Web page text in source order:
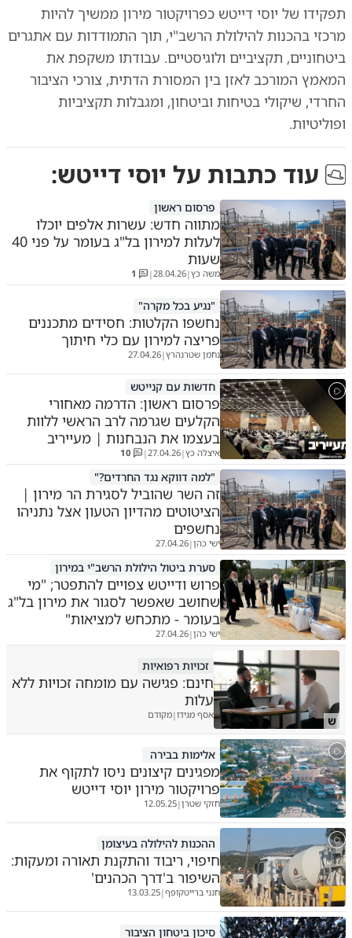
תפקידו של יוסי דייטש כפרויקטור מירון ממשיך להיות
מרכזי בהכנות להילולת הרשב"י, תוך התמודדות עם אתגרים
ביטחוניים, תקציביים ולוגיסטיים. עבודתו משקפת את
המאמץ המורכב לאזן בין המסורת הדתית, צורכי הציבור
החרדי, שיקולי בטיחות וביטחון, ומגבלות תקציביות
ופוליטיות.
עוד כתבות על יוסי דייטש:
פרסום ראשון
מתווה חדש: עשרות אלפים יוכלו
לעלות למירון בל"ג בעומר על פני 40
שעות
משה כץ|
28.04.26
|
1
"נגיע בכל מקרה"
נחשפו הקלטות: חסידים מתכננים
פריצה למירון עם כלי חיתוך
נחמן שטרנהרץ|
27.04.26
חדשות עם קנייטש
פרסום ראשון: הדרמה מאחורי
הקלעים שגרמה לרב הראשי ללוות
בעצמו את הנבחנות | מעייריב
איצלה כץ|
27.04.26
|
10
"למה דווקא נגד החרדים?"
זה השר שהוביל לסגירת הר מירון |
הציטוטים מהדיון הטעון אצל נתניהו
נחשפים
ישי כהן |
27.04.26
סערת ביטול הילולת הרשב"י במירון
פרוש ודייטש צפויים להתפטר; "מי
שחושב שאפשר לסגור את מירון בל"ג
בעומר - מתכחש למציאות"
ישי כהן |
27.04.26
ש
זכויות רפואיות
חינם: פגישה עם מומחה זכויות ללא
עלות
אסף מגידו|מקודם
אלימות בבירה
מפגינים קיצונים ניסו לתקוף את
פרויקטור מירון יוסי דייטש
חזקי שטרן|
12.05.25
ההכנות להילולה בעיצומן
חיפוי, ריבוד והתקנת תאורה ומעקות:
השיפור ב'דרך הכהנים'
חנני ברייטקופף|
13.03.25
סיכון ביטחון הציבור